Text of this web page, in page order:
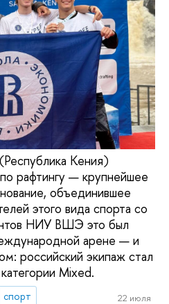
Кения)
рафтингу — крупнейшее
объединившее
этого вида спорта со
НИУ ВШЭ это был
арене — и
российский экипаж стал
Mixed.
спорт 22 июля